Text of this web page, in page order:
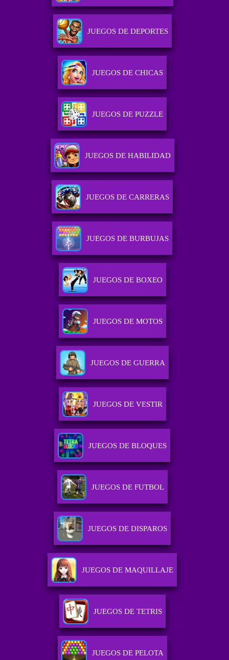
JUEGOS DE DEPORTES
JUEGOS DE CHICAS
JUEGOS DE PUZZLE
JUEGOS DE HABILIDAD
JUEGOS DE CARRERAS
JUEGOS DE BURBUJAS
JUEGOS DE BOXEO
JUEGOS DE MOTOS
JUEGOS DE GUERRA
JUEGOS DE VESTIR
JUEGOS DE BLOQUES
JUEGOS DE FUTBOL
JUEGOS DE DISPAROS
JUEGOS DE MAQUILLAJE
JUEGOS DE TETRIS
JUEGOS DE PELOTA